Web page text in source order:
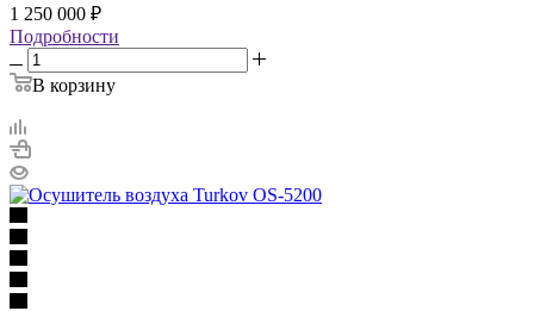
1 250 000 ₽
Подробности
В корзину